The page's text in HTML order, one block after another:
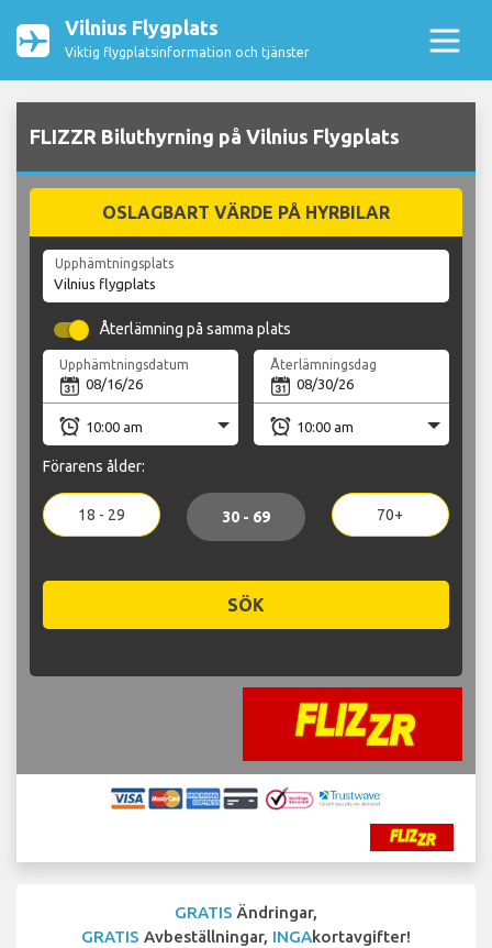
Vilnius Flygplats
Viktig flygplatsinformation och tjänster
FLIZZR Biluthyrning på Vilnius Flygplats
OSLAGBART VÄRDE PÅ HYRBILAR
Upphämtningsplats
Återlämning på samma plats
Upphämtningsdatum Återlämningsdag
Förarens ålder:
18 - 29 30 - 69 70+
SÖK
GRATIS Ändringar,
GRATIS Avbeställningar, INGAkortavgifter!